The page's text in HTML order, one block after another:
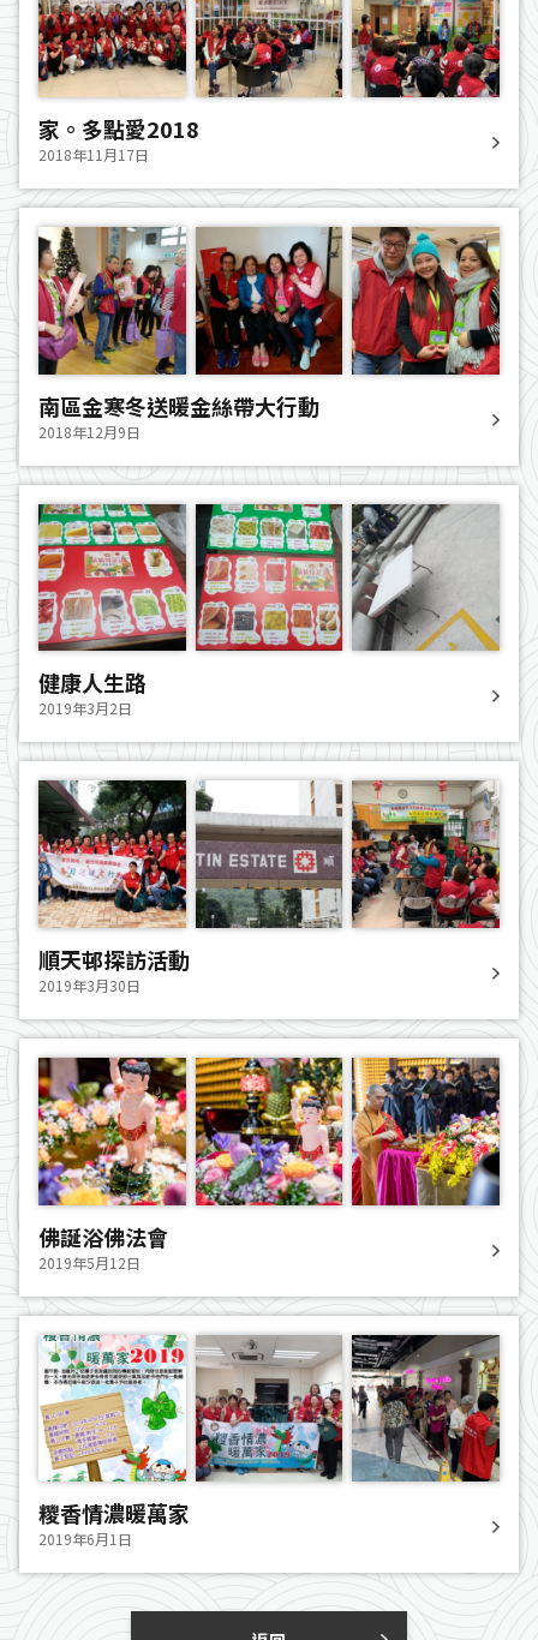
家。多點愛2018
2018年11月17日
南區金寒冬送暖金絲帶大行動
2018年12月9日
健康人生路
2019年3月2日
順天邨探訪活動
2019年3月30日
佛誕浴佛法會
2019年5月12日
糭香情濃暖萬家
2019年6月1日